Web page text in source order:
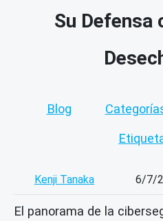
Su Defensa
Blog
Kenji Tanaka 6/7/
El panorama de la